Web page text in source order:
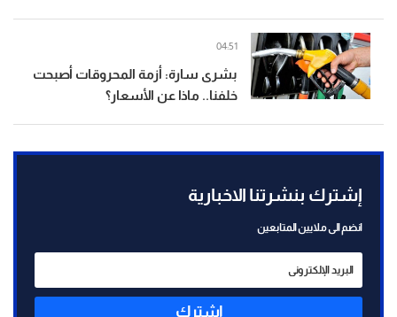
بشرى سارة: أزمة المحروقات أصبحت
خلفنا.. ماذا عن الأسعار؟
04:51
إشترك بنشرتنا الاخبارية
انضم الى ملايين المتابعين
إشترك